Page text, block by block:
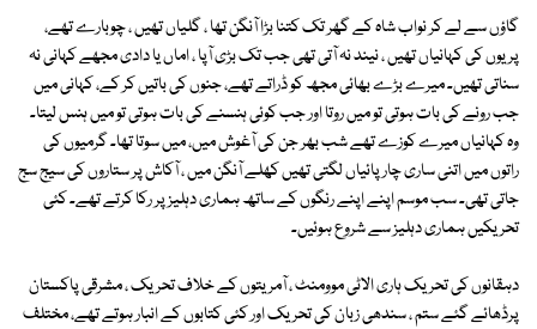
گاؤں سے لے کر نواب شاہ کے گھر تک کتنا بڑا آنگن تھا ، گلیاں تھیں ، چوبارے تھے،
پریوں کی کہانیاں تھیں ، نیند نہ آتی تھی جب تک بڑی آپا ، اماں یا دادی مجھے کہانی نہ
سناتی تھیں۔ میرے بڑے بھائی مجھ کو ڈراتے تھے، جنوں کی باتیں کر کے، کہانی میں
جب رونے کی بات ہوتی تو میں روتا اور جب کوئی ہنسنے کی بات ہوتی تو میں ہنس لیتا۔
وہ کہانیاں میرے کوزے تھے شب بھر جن کی آغوش میں، میں سوتا تھا۔ گرمیوں کی
راتوں میں اتنی ساری چارپائیاں لگتی تھیں کھلے آنگن میں ، آکاش پر ستاروں کی سیج سج
جاتی تھی۔ سب موسم اپنے اپنے رنگوں کے ساتھ ہماری دہلیز پر رکا کرتے تھے۔ کئی
تحریکیں ہماری دہلیز سے شروع ہوئیں۔
دہقانوں کی تحریک ہاری الاٹی موومنٹ ، آمریتوں کے خلاف تحریک ، مشرقی پاکستان
پرڈھائے گئے ستم ، سندھی زبان کی تحریک اور کئی کتابوں کے انبار ہوتے تھے، مختلف